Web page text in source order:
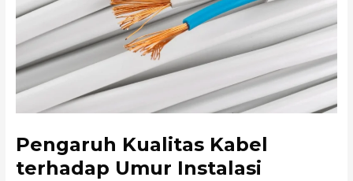
Pengaruh Kualitas Kabel
terhadap Umur Instalasi